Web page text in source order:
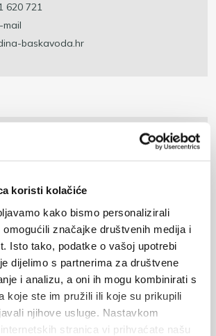
koristi kolačiće
kako bismo personalizirali
značajke društvenih medija i
Isto tako, podatke o vašoj upotrebi
dijelimo s partnerima za društvene
i analizu, a oni ih mogu kombinirati s
koje ste im pružili ili koje su prikupili
njihove usluge. Nastavkom
stranica vi prihvaćate našu
620 721
mail
baskavoda.hr
79
406 881